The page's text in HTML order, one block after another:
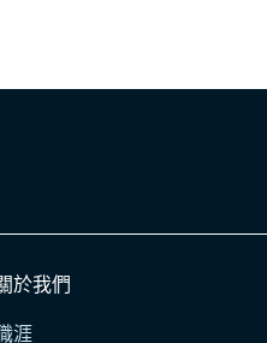
於我們
涯